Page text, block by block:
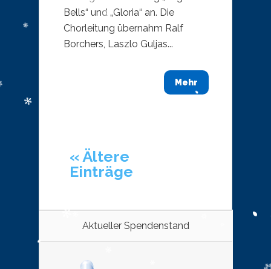
Bells“ und „Gloria“ an. Die
Chorleitung übernahm Ralf
Borchers, Laszlo Guljas...
Mehr
« Ältere
Einträge
Aktueller Spendenstand